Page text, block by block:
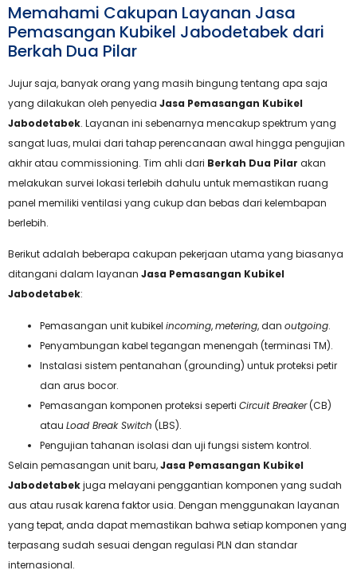
Memahami Cakupan Layanan Jasa
Pemasangan Kubikel Jabodetabek dari
Berkah Dua Pilar
Jujur saja, banyak orang yang masih bingung tentang apa saja
yang dilakukan oleh penyedia Jasa Pemasangan Kubikel
Jabodetabek. Layanan ini sebenarnya mencakup spektrum yang
sangat luas, mulai dari tahap perencanaan awal hingga pengujian
akhir atau commissioning. Tim ahli dari Berkah Dua Pilar akan
melakukan survei lokasi terlebih dahulu untuk memastikan ruang
panel memiliki ventilasi yang cukup dan bebas dari kelembapan
berlebih.
Berikut adalah beberapa cakupan pekerjaan utama yang biasanya
ditangani dalam layanan Jasa Pemasangan Kubikel
Jabodetabek:
Pemasangan unit kubikel incoming,metering, dan outgoing.
Penyambungan kabel tegangan menengah (terminasi TM).
Instalasi sistem pentanahan (grounding) untuk proteksi petir
dan arus bocor.
Pemasangan komponen proteksi seperti Circuit Breaker(CB)
atau Load Break Switch (LBS).
Pengujian tahanan isolasi dan uji fungsi sistem kontrol.
Selain pemasangan unit baru,Jasa Pemasangan Kubikel
Jabodetabekjuga melayani penggantian komponen yang sudah
aus atau rusak karena faktor usia. Dengan menggunakan layanan
yang tepat, anda dapat memastikan bahwa setiap komponen yang
terpasang sudah sesuai dengan regulasi PLN dan standar
internasional.